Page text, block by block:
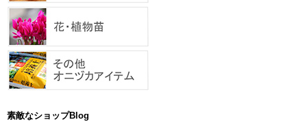
素敵なショップBlog